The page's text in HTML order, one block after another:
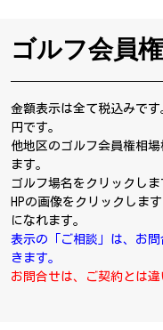
ゴルフ会員
金額表示は全て税込みで
円です。
他地区のゴルフ会員権相
ます。
ゴルフ場名をクリックし
HPの画像をクリックしま
になれます。
表示の「ご相談」は、お
きます。
お問合せは、ご契約とは